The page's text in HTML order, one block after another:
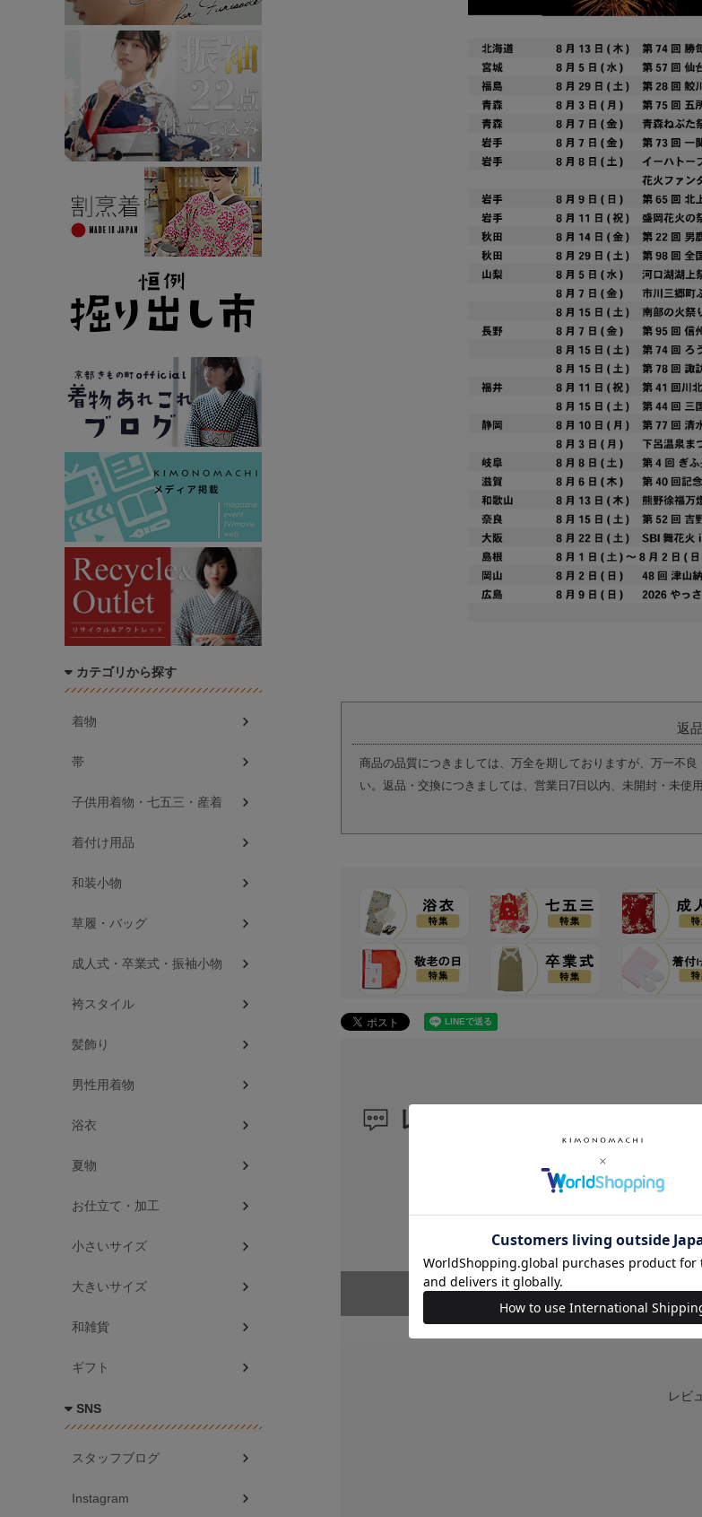
返
商品の品質につきましては、万全を期しておりますが、万一不
い。返品・交換につきましては、営業日7日以内、未開封・未使
レビュー
ユーザーレビュー（0）
レビ
カテゴリから探す
着物
帯
子供用着物・七五三・産着
着付け用品
和装小物
草履・バッグ
成人式・卒業式・振袖小物
袴スタイル
髪飾り
男性用着物
浴衣
夏物
お仕立て・加工
小さいサイズ
大きいサイズ
和雑貨
ギフト
SNS
スタッフブログ
Instagram